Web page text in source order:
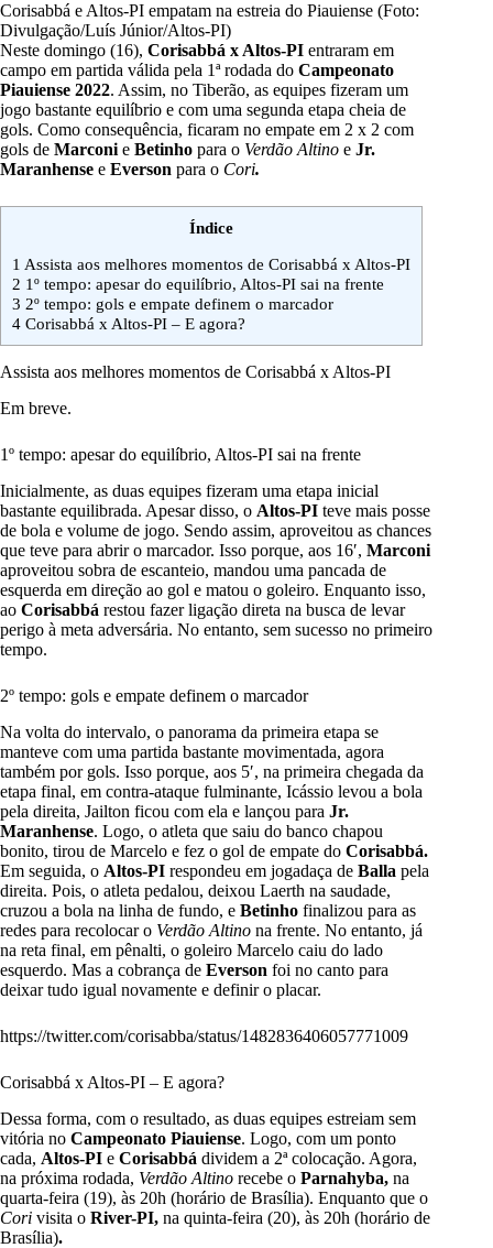
Corisabbá e Altos-PI empatam na estreia do Piauiense (Foto:
Divulgação/Luís Júnior/Altos-PI)
Neste domingo (16), Corisabbá x Altos-PI entraram em
campo em partida válida pela 1ª rodada do Campeonato
Piauiense 2022. Assim, no Tiberão, as equipes fizeram um
jogo bastante equilíbrio e com uma segunda etapa cheia de
gols. Como consequência, ficaram no empate em 2 x 2 com
gols de Marconi e Betinho para o Verdão Altino e Jr.
Maranhense e Everson para o Cori.
Índice
1 Assista aos melhores momentos de Corisabbá x Altos-PI
2 1º tempo: apesar do equilíbrio, Altos-PI sai na frente
3 2º tempo: gols e empate definem o marcador
4 Corisabbá x Altos-PI – E agora?
Assista aos melhores momentos de Corisabbá x Altos-PI
Em breve.
1º tempo: apesar do equilíbrio, Altos-PI sai na frente
Inicialmente, as duas equipes fizeram uma etapa inicial
bastante equilibrada. Apesar disso, o Altos-PI teve mais posse
de bola e volume de jogo. Sendo assim, aproveitou as chances
que teve para abrir o marcador. Isso porque, aos 16′, Marconi
aproveitou sobra de escanteio, mandou uma pancada de
esquerda em direção ao gol e matou o goleiro. Enquanto isso,
ao Corisabbá restou fazer ligação direta na busca de levar
perigo à meta adversária. No entanto, sem sucesso no primeiro
tempo.
2º tempo: gols e empate definem o marcador
Na volta do intervalo, o panorama da primeira etapa se
manteve com uma partida bastante movimentada, agora
também por gols. Isso porque, aos 5′, na primeira chegada da
etapa final, em contra-ataque fulminante, Icássio levou a bola
pela direita, Jailton ficou com ela e lançou para Jr.
Maranhense. Logo, o atleta que saiu do banco chapou
bonito, tirou de Marcelo e fez o gol de empate do Corisabbá.
Em seguida, o Altos-PI respondeu em jogadaça de Balla pela
direita. Pois, o atleta pedalou, deixou Laerth na saudade,
cruzou a bola na linha de fundo, e Betinho finalizou para as
redes para recolocar o Verdão Altino na frente. No entanto, já
na reta final, em pênalti, o goleiro Marcelo caiu do lado
esquerdo. Mas a cobrança de Everson foi no canto para
deixar tudo igual novamente e definir o placar.
https://twitter.com/corisabba/status/1482836406057771009
Corisabbá x Altos-PI – E agora?
Dessa forma, com o resultado, as duas equipes estreiam sem
vitória no Campeonato Piauiense. Logo, com um ponto
cada, Altos-PI e Corisabbá dividem a 2ª colocação. Agora,
na próxima rodada, Verdão Altino recebe o Parnahyba, na
quarta-feira (19), às 20h (horário de Brasília). Enquanto que o
Cori visita o River-PI, na quinta-feira (20), às 20h (horário de
Brasília).